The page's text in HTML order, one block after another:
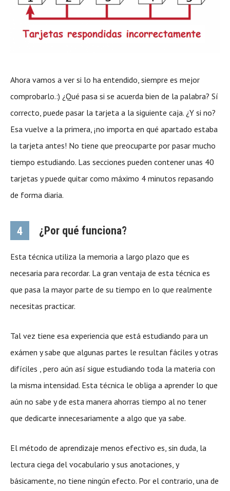
Ahora vamos a ver si lo ha entendido, siempre es mejor
comprobarlo.:) ¿Qué pasa si se acuerda bien de la palabra? Sí
correcto, puede pasar la tarjeta a la siguiente caja. ¿Y si no?
Esa vuelve a la primera, ¡no importa en qué apartado estaba
la tarjeta antes! No tiene que preocuparte por pasar mucho
tiempo estudiando. Las secciones pueden contener unas 40
tarjetas y puede quitar como máximo 4 minutos repasando
de forma diaria.
4 ¿Por qué funciona?
Esta técnica utiliza la memoria a largo plazo que es
necesaria para recordar. La gran ventaja de esta técnica es
que pasa la mayor parte de su tiempo en lo que realmente
necesitas practicar.
Tal vez tiene esa experiencia que está estudiando para un
exámen y sabe que algunas partes le resultan fáciles y otras
difíciles , pero aún así sigue estudiando toda la materia con
la misma intensidad. Esta técnica le obliga a aprender lo que
aún no sabe y de esta manera ahorras tiempo al no tener
que dedicarte innecesariamente a algo que ya sabe.
El método de aprendizaje menos efectivo es, sin duda, la
lectura ciega del vocabulario y sus anotaciones, y
básicamente, no tiene ningún efecto. Por el contrario, una de